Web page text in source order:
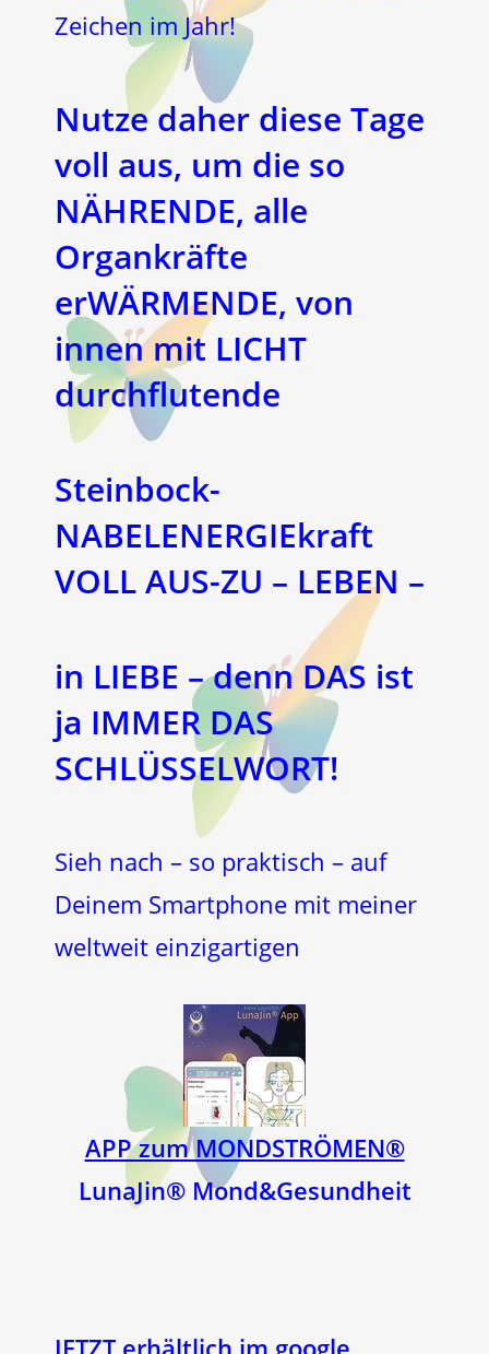
Zeichen im Jahr!
Nutze daher diese Tage
voll aus, um die so
NÄHRENDE, alle
Organkräfte
erWÄRMENDE, von
innen mit LICHT
durchflutende
Steinbock-
NABELENERGIEkraft
VOLL AUS-ZU – LEBEN –
in LIEBE – denn DAS ist
ja IMMER DAS
SCHLÜSSELWORT!
Sieh nach – so praktisch – auf
Deinem Smartphone mit meiner
weltweit einzigartigen
APP zum MONDSTRÖMEN®
LunaJin® Mond&Gesundheit
JETZT erhältlich im google